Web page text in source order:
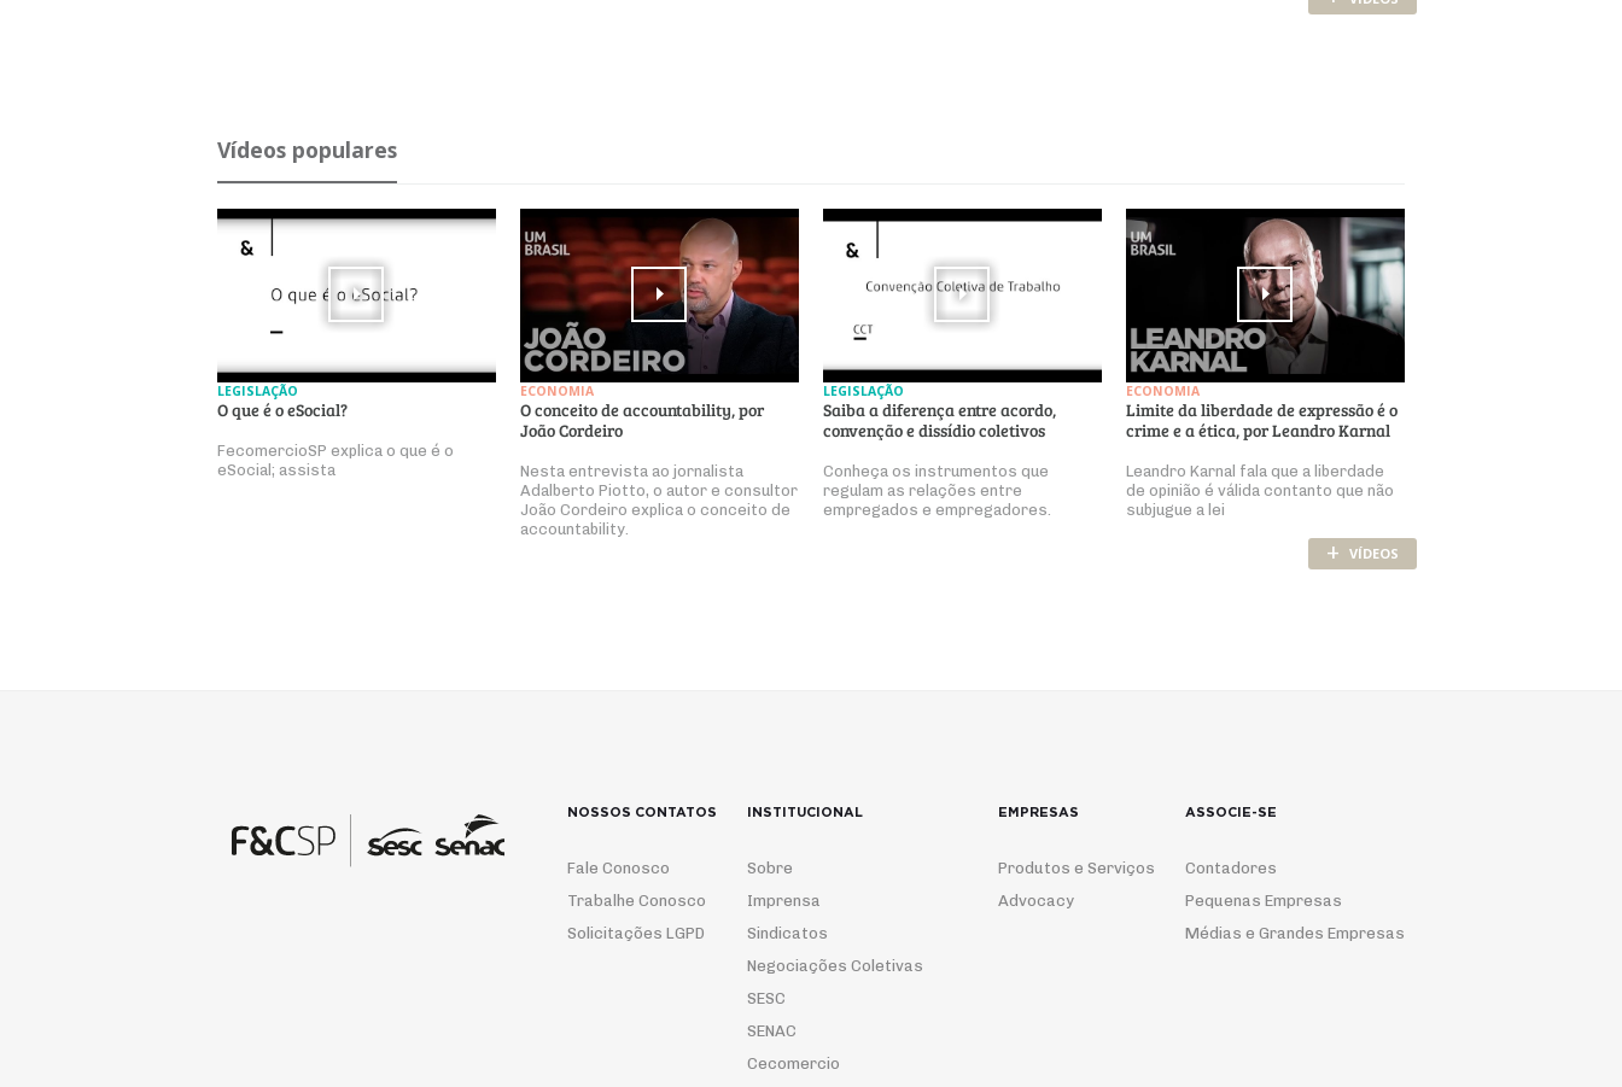
Ví­deos po­pu­lares
LEGISLAÇÃO
O que é o eSocial?
FecomercioSP explica o que é o
eSocial; assista
ECONOMIA
O conceito de accountability, por
João Cordeiro
Nesta entrevista ao jornalista
Adalberto Piotto, o autor e consultor
João Cordeiro explica o conceito de
accountability.
LEGISLAÇÃO
Saiba a diferença entre acordo,
convenção e dissídio coletivos
Conheça os instrumentos que
regulam as relações entre
empregados e empregadores.
ECONOMIA
Limite da liberdade de expressão é o
crime e a ética, por Leandro Karnal
Leandro Karnal fala que a liberdade
de opinião é válida contanto que não
subjugue a lei
+ VÍDEOS
NOSSOS CONTATOS
Fale Conosco
Trabalhe Conosco
Solicitações LGPD
INSTITUCIONAL
Sobre
Imprensa
Sindicatos
Negociações Coletivas
SESC
SENAC
Cecomercio
EMPRESAS
Produtos e Serviços
Advocacy
ASSOCIE-SE
Contadores
Pequenas Empresas
Médias e Grandes Empresas